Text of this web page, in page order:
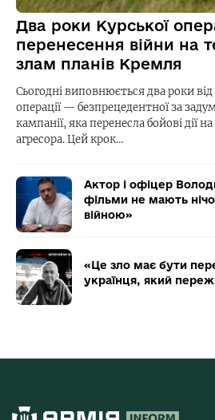
Два роки Курської
перенесення війни на
злам планів Кремля
Сьогодні виповнюється два роки від
операції — безпрецедентної за
кампанії, яка перенесла бойові дії
агресора. Цей крок…
Актор і офіцер
фільми не мають
війною»
«Це зло має бути
українця, який